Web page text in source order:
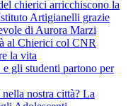
chierici arricchiscono la
Artigianelli grazie
di Aurora Marzi
al Chierici col CNR
la vita
gli studenti partono per
nostra città? La